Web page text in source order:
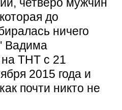
четверо мужчин
до
ничего
Вадима
ТНТ с 21
2015 года и
почти никто не